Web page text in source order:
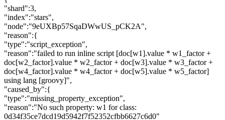
"shard":3,
"index":"stars",
"node":"9eUXBp57SqaDWwUS_pCK2A",
"reason":{
"type":"script_exception",
"reason":"failed to run inline script [doc[w1].value * w1_factor +
doc[w2_factor].value * w2_factor + doc[w3].value * w3_factor +
doc[w4_factor].value * w4_factor + doc[w5].value * w5_factor]
using lang [groovy]",
"caused_by":{
"type":"missing_property_exception",
"reason":"No such property: w1 for class:
0d34f35ce7dcd19d5942f7f52352cfbb6627c6d0"